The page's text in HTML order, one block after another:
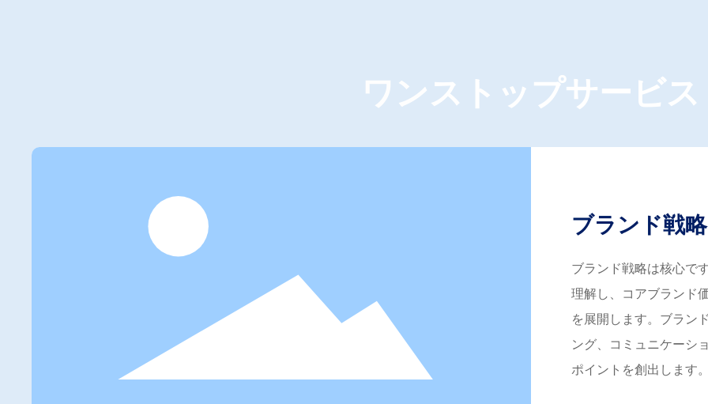
業界のアップグレードと変革を推進し、世界中の顧客により大きな商業的および
ワンストップサービス
ブランド戦略
ブランド戦略は核心で
理解し、コアブランド
を展開します。ブラン
ング、コミュニケーシ
ポイントを創出します